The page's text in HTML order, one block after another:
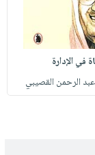
في الإدارة
الرحمن القصيبي